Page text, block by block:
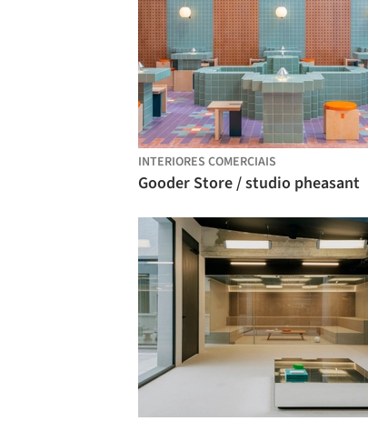
INTERIORES COMERCIAIS
Gooder Store / studio pheasant